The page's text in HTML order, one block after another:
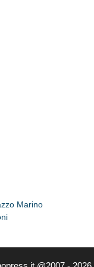
Marino